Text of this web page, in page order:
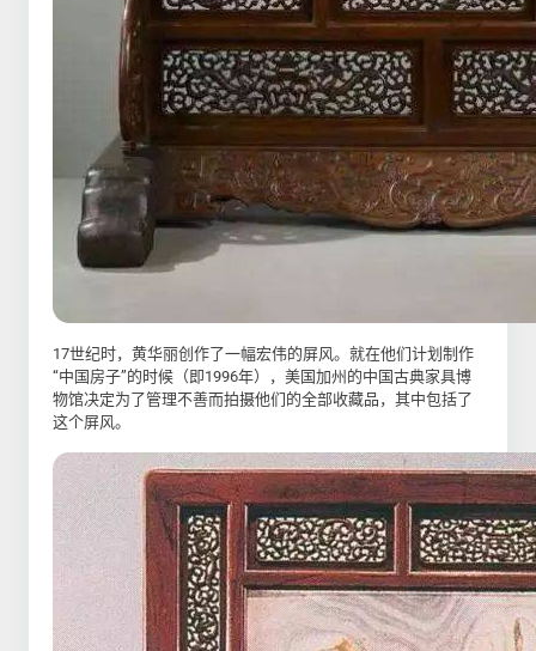
17世纪时，黄华丽创作了一幅宏伟的屏风。就在他们计划制作
“中国房子”的时候（即1996年），美国加州的中国古典家具博
物馆决定为了管理不善而拍摄他们的全部收藏品，其中包括了
这个屏风。